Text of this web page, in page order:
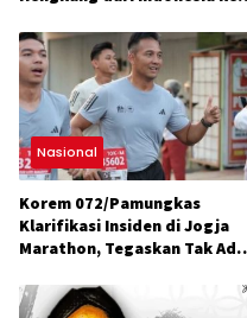
Nasional
Korem 072/Pamungkas
Klarifikasi Insiden di Jogja
Marathon, Tegaskan Tak Ada